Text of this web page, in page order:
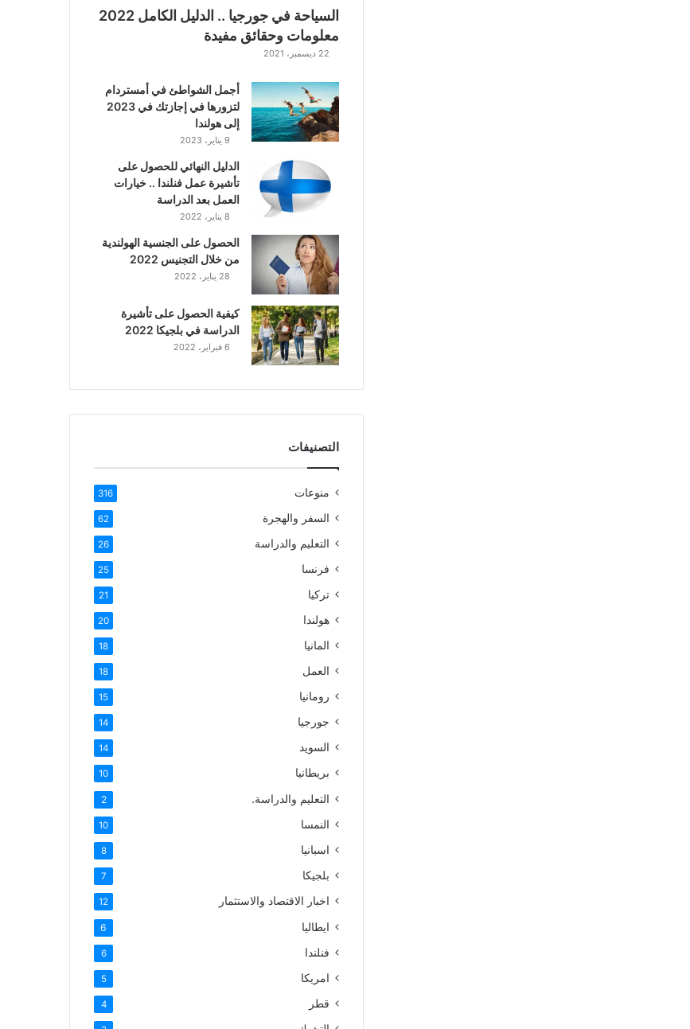
ا
ر
ا
ل
ا
س
ي
ع
ر
ب
ي
ة
السياحة في جورجيا .. الدليل الكامل 2022
معلومات وحقائق مفيدة
22 ديسمبر، 2021
أجمل الشواطئ في أمستردام
لتزورها في إجازتك في 2023
إلى هولندا
9 يناير، 2023
الدليل النهائي للحصول على
تأشيرة عمل فنلندا .. خيارات
العمل بعد الدراسة
8 يناير، 2022
الحصول على الجنسية الهولندية
من خلال التجنيس 2022
28 يناير، 2022
كيفية الحصول على تأشيرة
الدراسة في بلجيكا 2022
6 فبراير، 2022
التصنيفات
منوعات 316
السفر والهجرة 62
التعليم والدراسة 26
فرنسا 25
تركيا 21
هولندا 20
المانيا 18
العمل 18
رومانيا 15
جورجيا 14
السويد 14
بريطانيا 10
التعليم والدراسة. 2
النمسا 10
اسبانيا 8
بلجيكا 7
اخبار الاقتصاد والاستثمار 12
ايطاليا 6
فنلندا 6
امريكا 5
قطر 4